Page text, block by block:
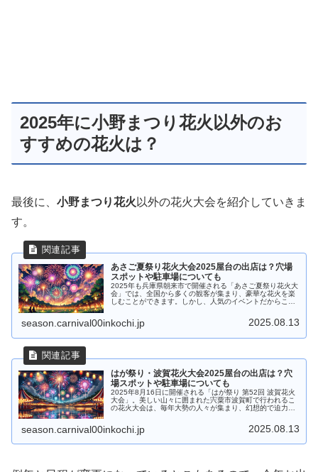
2025年に小野まつり花火以外のお
すすめの花火は？
最後に、 小野まつり花火 以外の花火大会を紹介していきま
す。
あさご夏祭り花火大会2025屋台の出店は？穴場
スポットや駐車場についても
2025年も兵庫県朝来市で開催される「あさご夏祭り花火大
会」では、全国から多くの観客が集まり、豪華な花火を楽
しむことができます。しかし、人気のイベントだからこ
season.carnival00inkochi.jp 2025.08.13
はが祭り・波賀花火大会2025屋台の出店は？穴
場スポットや駐車場についても
2025年8月16日に開催される「はが祭り 第52回 波賀花火
大会」。美しい山々に囲まれた宍粟市波賀町で行われるこ
の花火大会は、毎年大勢の人々が集まり、幻想的で迫力満
season.carnival00inkochi.jp 2025.08.13